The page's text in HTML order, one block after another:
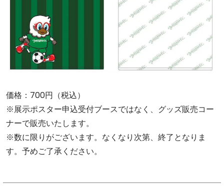
価格：700円（税込）
※展示ポスター申込受付ブースではなく、グッズ販売コー
ナーで販売いたします。
※数に限りがございます。なくなり次第、終了となりま
す。予めご了承ください。